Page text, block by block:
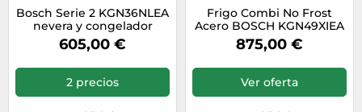
Bosch Serie 2 KGN36NLEA
nevera y congelador
Independiente 305 L E
Acero inoxidable
605,00 €
2 precios
Frigo Combi No Frost
Acero BOSCH KGN49XIEA
203cm x 70cm Clase C
875,00 €
Ver oferta